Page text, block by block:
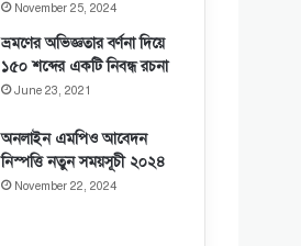
November 25, 2024
ভ্রমণের অভিজ্ঞতার বর্ণনা দিয়ে
১৫০ শব্দের একটি নিবন্ধ রচনা
June 23, 2021
অনলাইন এমপিও আবেদন
নিস্পত্তি নতুন সময়সূচী ২০২৪
November 22, 2024